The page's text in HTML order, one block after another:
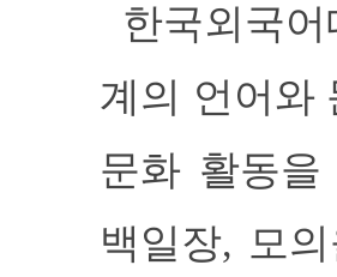
한국외국
계의 언어와
문화 활동
백일장, 모